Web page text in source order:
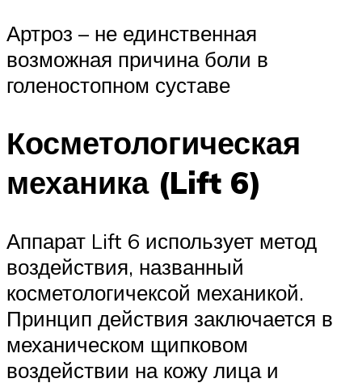
Артроз – не единственная
возможная причина боли в
голеностопном суставе
Косметологическая
механика (Lift 6)
Аппарат Lift 6 использует метод
воздействия, названный
косметологичексой механикой.
Принцип действия заключается в
механическом щипковом
воздействии на кожу лица и